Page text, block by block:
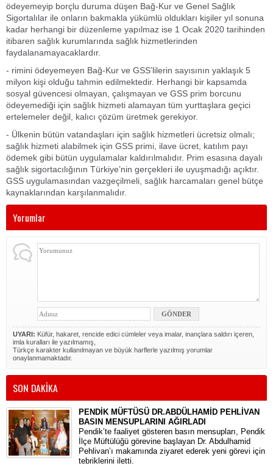
ödeyemeyip borçlu duruma düşen Bağ-Kur ve Genel Sağlık
Sigortalılar ile onların bakmakla yükümlü oldukları kişiler yıl sonuna
kadar herhangi bir düzenleme yapılmaz ise 1 Ocak 2020 tarihinden
itibaren sağlık kurumlarında sağlık hizmetlerinden
faydalanamayacaklardır.
- rimini ödeyemeyen Bağ-Kur ve GSS’lilerin sayısının yaklaşık 5
milyon kişi olduğu tahmin edilmektedir. Herhangi bir kapsamda
sosyal güvencesi olmayan, çalışmayan ve GSS prim borcunu
ödeyemediği için sağlık hizmeti alamayan tüm yurttaşlara geçici
ertelemeler değil, kalıcı çözüm üretmek gerekiyor.
- Ülkenin bütün vatandaşları için sağlık hizmetleri ücretsiz olmalı;
sağlık hizmeti alabilmek için GSS primi, ilave ücret, katılım payı
ödemek gibi bütün uygulamalar kaldırılmalıdır. Prim esasına dayalı
sağlık sigortacılığının Türkiye’nin gerçekleri ile uyuşmadığı açıktır.
GSS uygulamasından vazgeçilmeli, sağlık harcamaları genel bütçe
kaynaklarından karşılanmalıdır.
Yorumlar
UYARI: Küfür, hakaret, rencide edici cümleler veya imalar, inançlara saldırı içeren,
imla kuralları ile yazılmamış,
Türkçe karakter kullanılmayan ve büyük harflerle yazılmış yorumlar
onaylanmamaktadır.
SON DAKİKA
PENDİK MÜFTÜSÜ DR.ABDÜLHAMİD PEHLİVAN
BASIN MENSUPLARINI AĞIRLADI
​Pendik’te faaliyet gösteren basın mensupları, Pendik
İlçe Müftülüğü görevine başlayan Dr. Abdulhamid
Pehlivan’ı makamında ziyaret ederek yeni görevi için
tebriklerini iletti.